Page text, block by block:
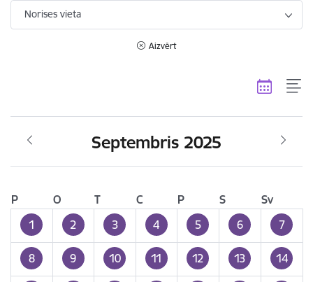
Norises vieta
Aizvērt
Septembris 2025
P O T C P S
Sv
1
2 3 4 5 6 7
8 9 10 11 12 13 14